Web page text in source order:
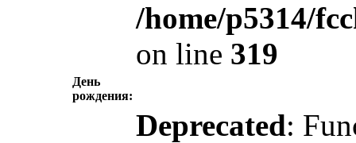
День
рождения:
/home/p5314/
on line 319
Deprecated: